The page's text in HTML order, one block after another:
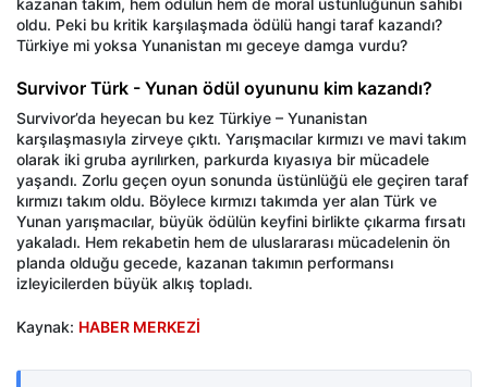
kazanan takım, hem ödülün hem de moral üstünlüğünün sahibi
oldu. Peki bu kritik karşılaşmada ödülü hangi taraf kazandı?
Türkiye mi yoksa Yunanistan mı geceye damga vurdu?
Survivor Türk - Yunan ödül oyununu kim kazandı?
Survivor’da heyecan bu kez Türkiye – Yunanistan
karşılaşmasıyla zirveye çıktı. Yarışmacılar kırmızı ve mavi takım
olarak iki gruba ayrılırken, parkurda kıyasıya bir mücadele
yaşandı. Zorlu geçen oyun sonunda üstünlüğü ele geçiren taraf
kırmızı takım oldu. Böylece kırmızı takımda yer alan Türk ve
Yunan yarışmacılar, büyük ödülün keyfini birlikte çıkarma fırsatı
yakaladı. Hem rekabetin hem de uluslararası mücadelenin ön
planda olduğu gecede, kazanan takımın performansı
izleyicilerden büyük alkış topladı.
Kaynak: HABER MERKEZİ